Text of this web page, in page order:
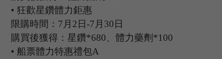
• 狂歡星鑽體力鉅惠
限購時間： 7 月 2 日-7 月 30日
購買後獲得：星鑽*680、體力藥劑*100
• 船票體力特惠禮包A